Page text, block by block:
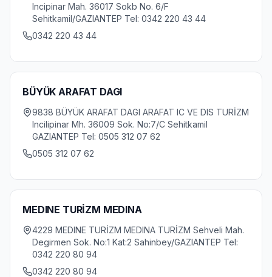
Incipinar Mah. 36017 Sokb No. 6/F
Sehitkamil/GAZIANTEP Tel: 0342 220 43 44
0342 220 43 44
BÜYÜK ARAFAT DAGI
9838 BÜYÜK ARAFAT DAGI ARAFAT IC VE DIS TURİZM
Incilipinar Mh. 36009 Sok. No:7/C Sehitkamil
GAZIANTEP Tel: 0505 312 07 62
0505 312 07 62
MEDINE TURİZM MEDINA
4229 MEDINE TURİZM MEDINA TURİZM Sehveli Mah.
Degirmen Sok. No:1 Kat:2 Sahinbey/GAZIANTEP Tel:
0342 220 80 94
0342 220 80 94